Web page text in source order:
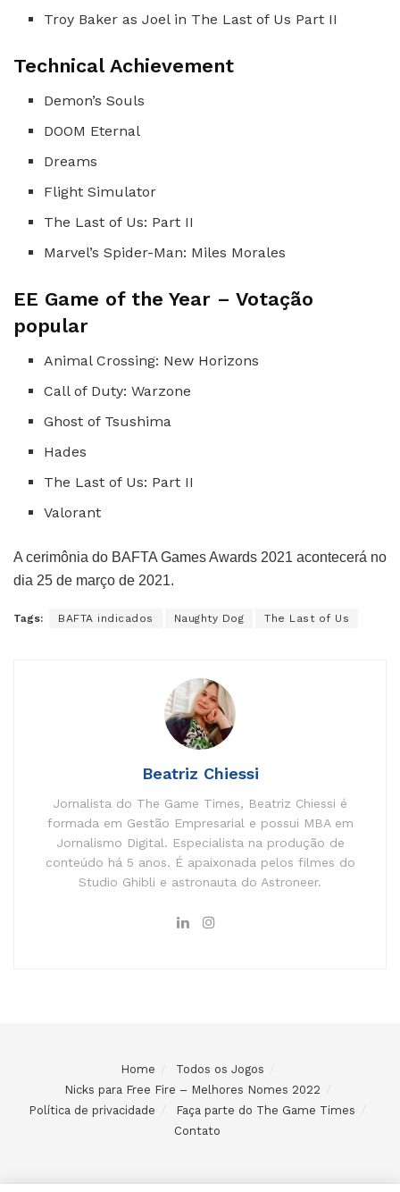
Troy Baker as Joel in The Last of Us Part II
Technical Achievement
Demon’s Souls
DOOM Eternal
Dreams
Flight Simulator
The Last of Us: Part II
Marvel’s Spider-Man: Miles Morales
EE Game of the Year – Votação
popular
Animal Crossing: New Horizons
Call of Duty: Warzone
Ghost of Tsushima
Hades
The Last of Us: Part II
Valorant
A cerimônia do BAFTA Games Awards 2021 acontecerá no
dia 25 de março de 2021.
Tags: BAFTA indicados Naughty Dog The Last of Us
Beatriz Chiessi
Jornalista do The Game Times, Beatriz Chiessi é
formada em Gestão Empresarial e possui MBA em
Jornalismo Digital. Especialista na produção de
conteúdo há 5 anos. É apaixonada pelos filmes do
Studio Ghibli e astronauta do Astroneer.
Home
Todos os Jogos
Nicks para Free Fire – Melhores Nomes 2022
Política de privacidade
Faça parte do The Game Times
Contato